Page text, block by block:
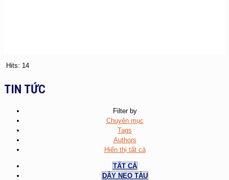
Hits: 14
TIN TỨC
Filter by
Chuyên mục
Tags
Authors
Hiển thị tất cả
TẤT CẢ
DÂY NEO TÀU